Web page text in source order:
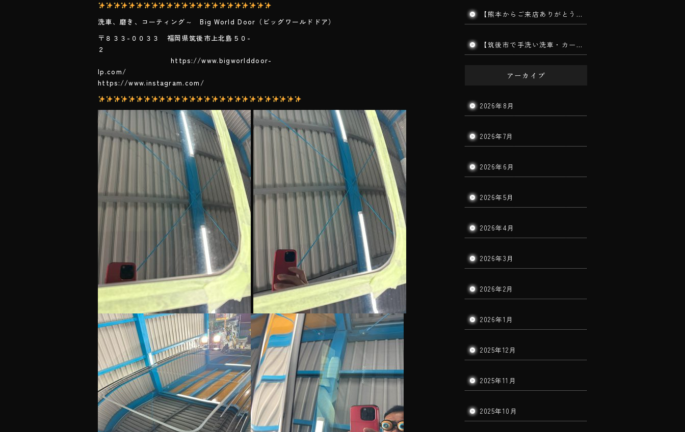
洗車、磨き、コーティング～ Big World Door（ビッグワールドドア）
〒８３３-００３３ 福岡県筑後市上北島５０-
２
https://www.bigworlddoor-
lp.com/
https://www.instagram.com/
【熊本からご来店ありがとうございます】手洗い洗車で愛車をリフレッシュ！コーティングを長持ちさせる秘訣とは？｜筑後市 BigWorldDoor
【筑後市で手洗い洗車・カーコーティング】MITSUBISHI TRITON｜ダイヤモンドメークワイルドEX施工車の手洗い洗車を実施しました！
アーカイブ
2026年8月
2026年7月
2026年6月
2026年5月
2026年4月
2026年3月
2026年2月
2026年1月
2025年12月
2025年11月
2025年10月